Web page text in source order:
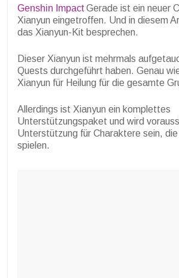
Genshin ImpactGerade ist ein neuer
Xianyun eingetroffen. Und in diesem
das Xianyun-Kit besprechen.
Dieser Xianyun ist mehrmals
Quests durchgeführt haben. Genau
Xianyun für Heilung für die gesamte
Allerdings ist Xianyun ein komplettes
Unterstützungspaket und wird
Unterstützung für Charaktere sein,
spielen.